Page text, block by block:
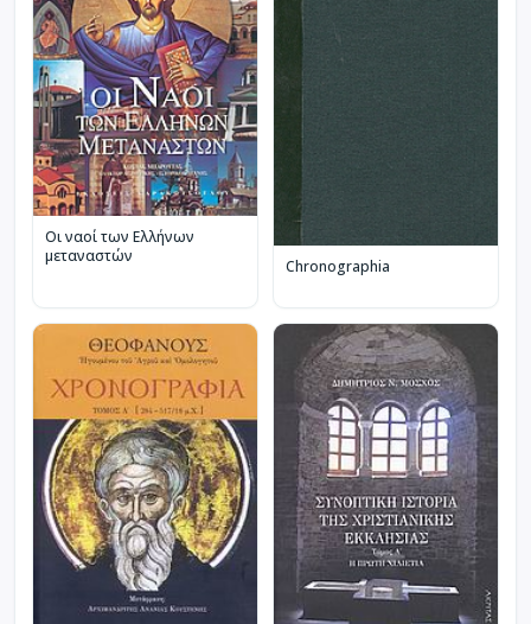
Οι ναοί των Ελλήνων
μεταναστών
Chronographia